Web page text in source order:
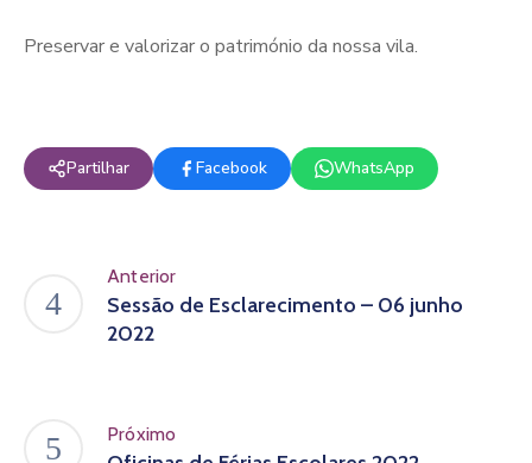
Preservar e valorizar o património da nossa vila.
Partilhar Facebook WhatsApp
Anterior
Sessão de Esclarecimento – 06 junho
2022
Próximo